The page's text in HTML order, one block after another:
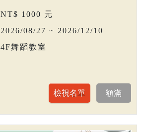
NT$ 1000 元
2026/08/27 ~ 2026/12/10
4F舞蹈教室